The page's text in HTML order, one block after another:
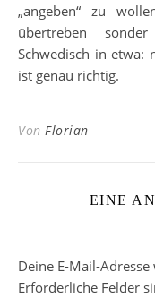
„angeben“ zu
übertreben
Schwedisch in etwa:
ist genau richtig.
Von Florian
EINE
Deine E-Mail-
Erforderliche Felder